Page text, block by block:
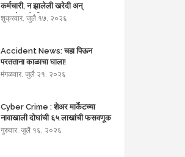
कर्मचारी, न झालेली खरेदी अन्
कागदोपत्री 'विकास'!
शुक्रवार, जुलै १७, २०२६
Accident News: चहा पिऊन
परतताना काळाचा घाला!
मंगळवार, जुलै २१, २०२६
Cyber Crime : शेअर मार्केटच्या
नावाखाली दोघांची ६५ लाखांची फसवणूक
गुरुवार, जुलै १६, २०२६